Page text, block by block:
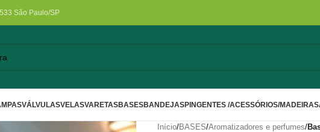
São Paulo/SP
VÁLVULASVELASVARETASBASESBANDEJASPINGENTES /ACESSÓRIOS/MADEIRA
Início/BASES/Aromatizadores e perfumes/